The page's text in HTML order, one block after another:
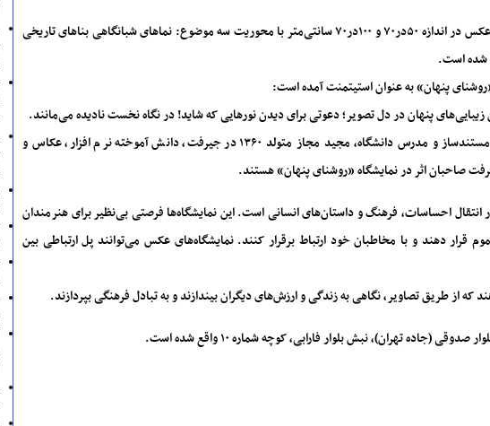
نمایشگاه عکس روشنای پنهان شامل ۲۴ قطعه عکس در اندازه ۵۰در۷۰ و ۱۰۰در۷۰ سانتی‌متر با محوریت سه موضوع: نماهای شبانگاهی بناهای تاریخی
شده‌ است.
پنهان» به عنوان استیتمنت آمده است:
پنهان در دل تصویر؛ دعوتی برای دیدن نورهایی که شاید! در نگاه نخست نادیده می‌مانند.
محمد اسلامی متولد ۱۳۴۴ در تهران، عکاس، مستندساز و مدرس دانشگاه، مجید مجاز متولد ۱۳۶۰ در جیرفت، دانش آموخته نرم افزار، عکاس و
انتقال احساسات، فرهنگ و داستان‌های انسانی است. این نمایشگاه‌ها فرصتی بی‌نظیر برای هنرمندان
قرار دهند و با مخاطبان خود ارتباط برقرار کنند. نمایشگاه‌های عکس می‌توانند پل ارتباطی بین
که از طریق تصاویر، نگاهی به زندگی و ارزش‌های دیگران بیندازند و به تبادل فرهنگی بپردازند.
(جاده تهران)، نبش بلوار فارابی، کوچه شماره ۱۰ واقع شده است.